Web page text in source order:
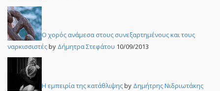
Ο χορός ανάμεσα στους συνεξαρτημένους και τους
ναρκισσιστέςby Δήμητρα Στεφάτου 10/09/2013
Η εμπειρία της κατάθλιψηςby Δημήτρης Νιδριωτάκης